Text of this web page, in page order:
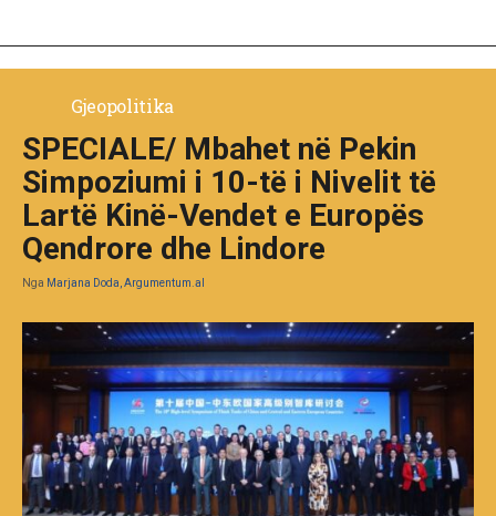
Gjeopolitika
SPECIALE/ Mbahet në Pekin
Simpoziumi i 10-të i Nivelit të
Lartë Kinë-Vendet e Europës
Qendrore dhe Lindore
Nga Marjana Doda, Argumentum.al